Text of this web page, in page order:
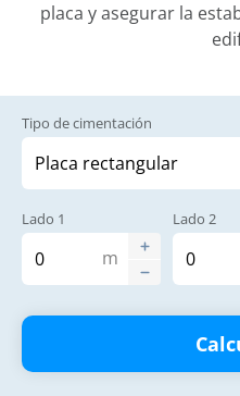
placa y asegurar la
Tipo de cimentación
Lado 1
m
Lado 2